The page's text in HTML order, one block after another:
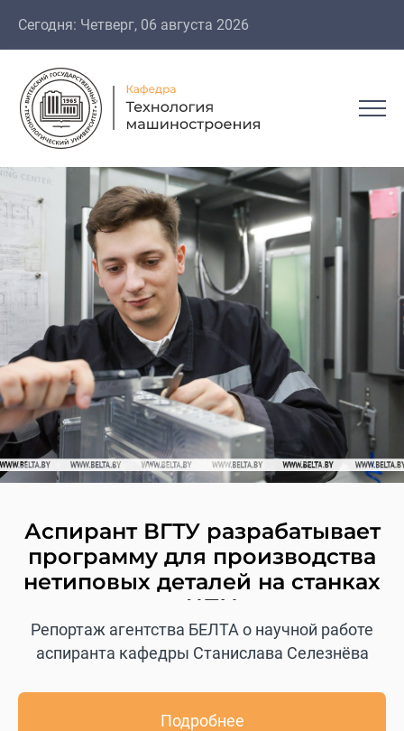
Сегодня: Четверг, 06 августа 2026
Аспирант ВГТУ разрабатывает
программу для производства
нетиповых деталей на станках
с ЧПУ
Репортаж агентства БЕЛТА о научной работе
аспиранта кафедры Станислава Селезнёва
Подробнее